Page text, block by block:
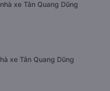
xe Tân Quang Dũng
xe Tân Quang Dũng